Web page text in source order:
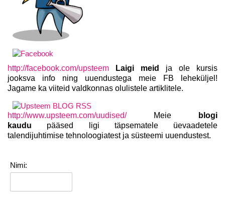
http://facebook.com/upsteem Laigi meid
ja ole kursis
jooksva info ning uuendustega meie FB leheküljel!
Jagame ka viiteid valdkonnas olulistele artiklitele.
http://www.upsteem.com/uudised/Meie
blogi
kaudu pääsed ligi täpsematele üevaadetele
talendijuhtimise tehnoloogiatest ja süsteemi uuendustest.
Nimi: